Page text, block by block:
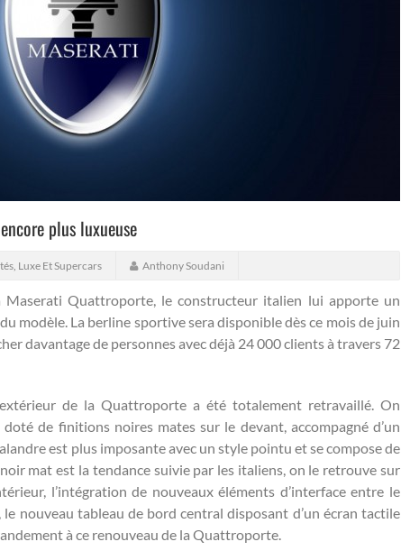
plus luxueuse
, Luxe Et Supercars Anthony Soudani
Maserati Quattroporte, le constructeur italien lui apporte un
modèle. La berline sportive sera disponible dès ce mois de juin
davantage de personnes avec déjà 24 000 clients à travers 72
de la Quattroporte a été totalement retravaillé. On
de finitions noires mates sur le devant, accompagné d’un
est plus imposante avec un style pointu et se compose de
mat est la tendance suivie par les italiens, on le retrouve sur
l’intégration de nouveaux éléments d’interface entre le
nouveau tableau de bord central disposant d’un écran tactile
à ce renouveau de la Quattroporte.